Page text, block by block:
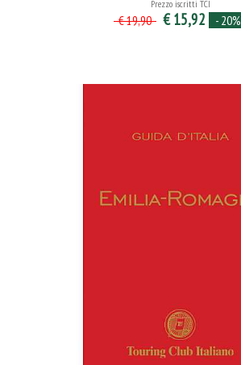
Prezzo iscritti TCI
€ 19,90 € 15,92 - 20%